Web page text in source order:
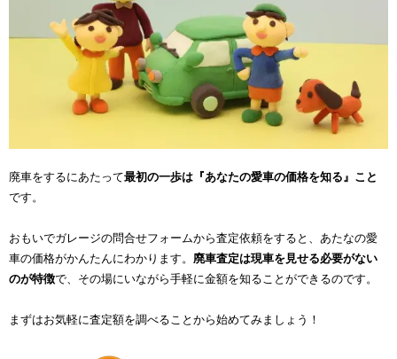
廃車をするにあたって最初の一歩は『あなたの愛車の価格を知る』こと
です。
おもいでガレージの問合せフォームから査定依頼をすると、あたなの愛
車の価格がかんたんにわかります。 廃車査定は現車を見せる必要がない
のが特徴で、その場にいながら手軽に金額を知ることができるのです。
まずはお気軽に査定額を調べることから始めてみましょう！